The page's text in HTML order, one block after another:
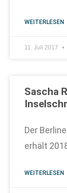
WEITERLESEN
11. Juli 2017
Sascha
Der
erhält
WEITERLESEN